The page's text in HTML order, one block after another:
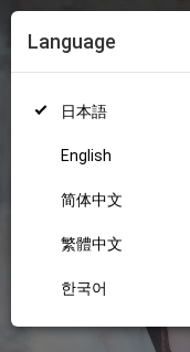
Language
日本語
English
简体中文
繁體中文
한국어